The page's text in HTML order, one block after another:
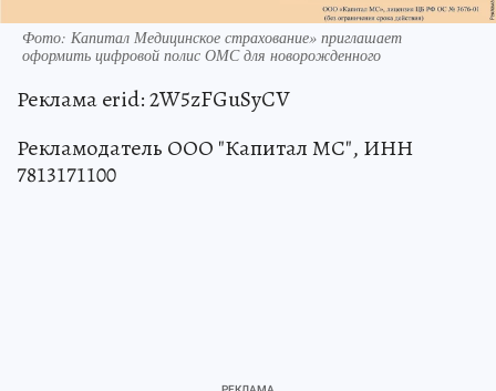
Фото: Капитал Медицинское страхование» приглашает
оформить цифровой полис ОМС для новорожденного
Реклама erid: 2W5zFGuSyCV
Рекламодатель ООО "Капитал МС", ИНН
7813171100